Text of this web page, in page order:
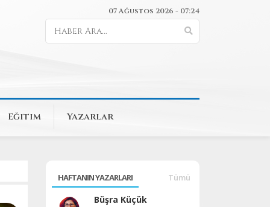
07 Ağustos 2026 - 07:24
Eğitim Yazarlar
HAFTANIN YAZARLARI Tümü
Büşra Küçük